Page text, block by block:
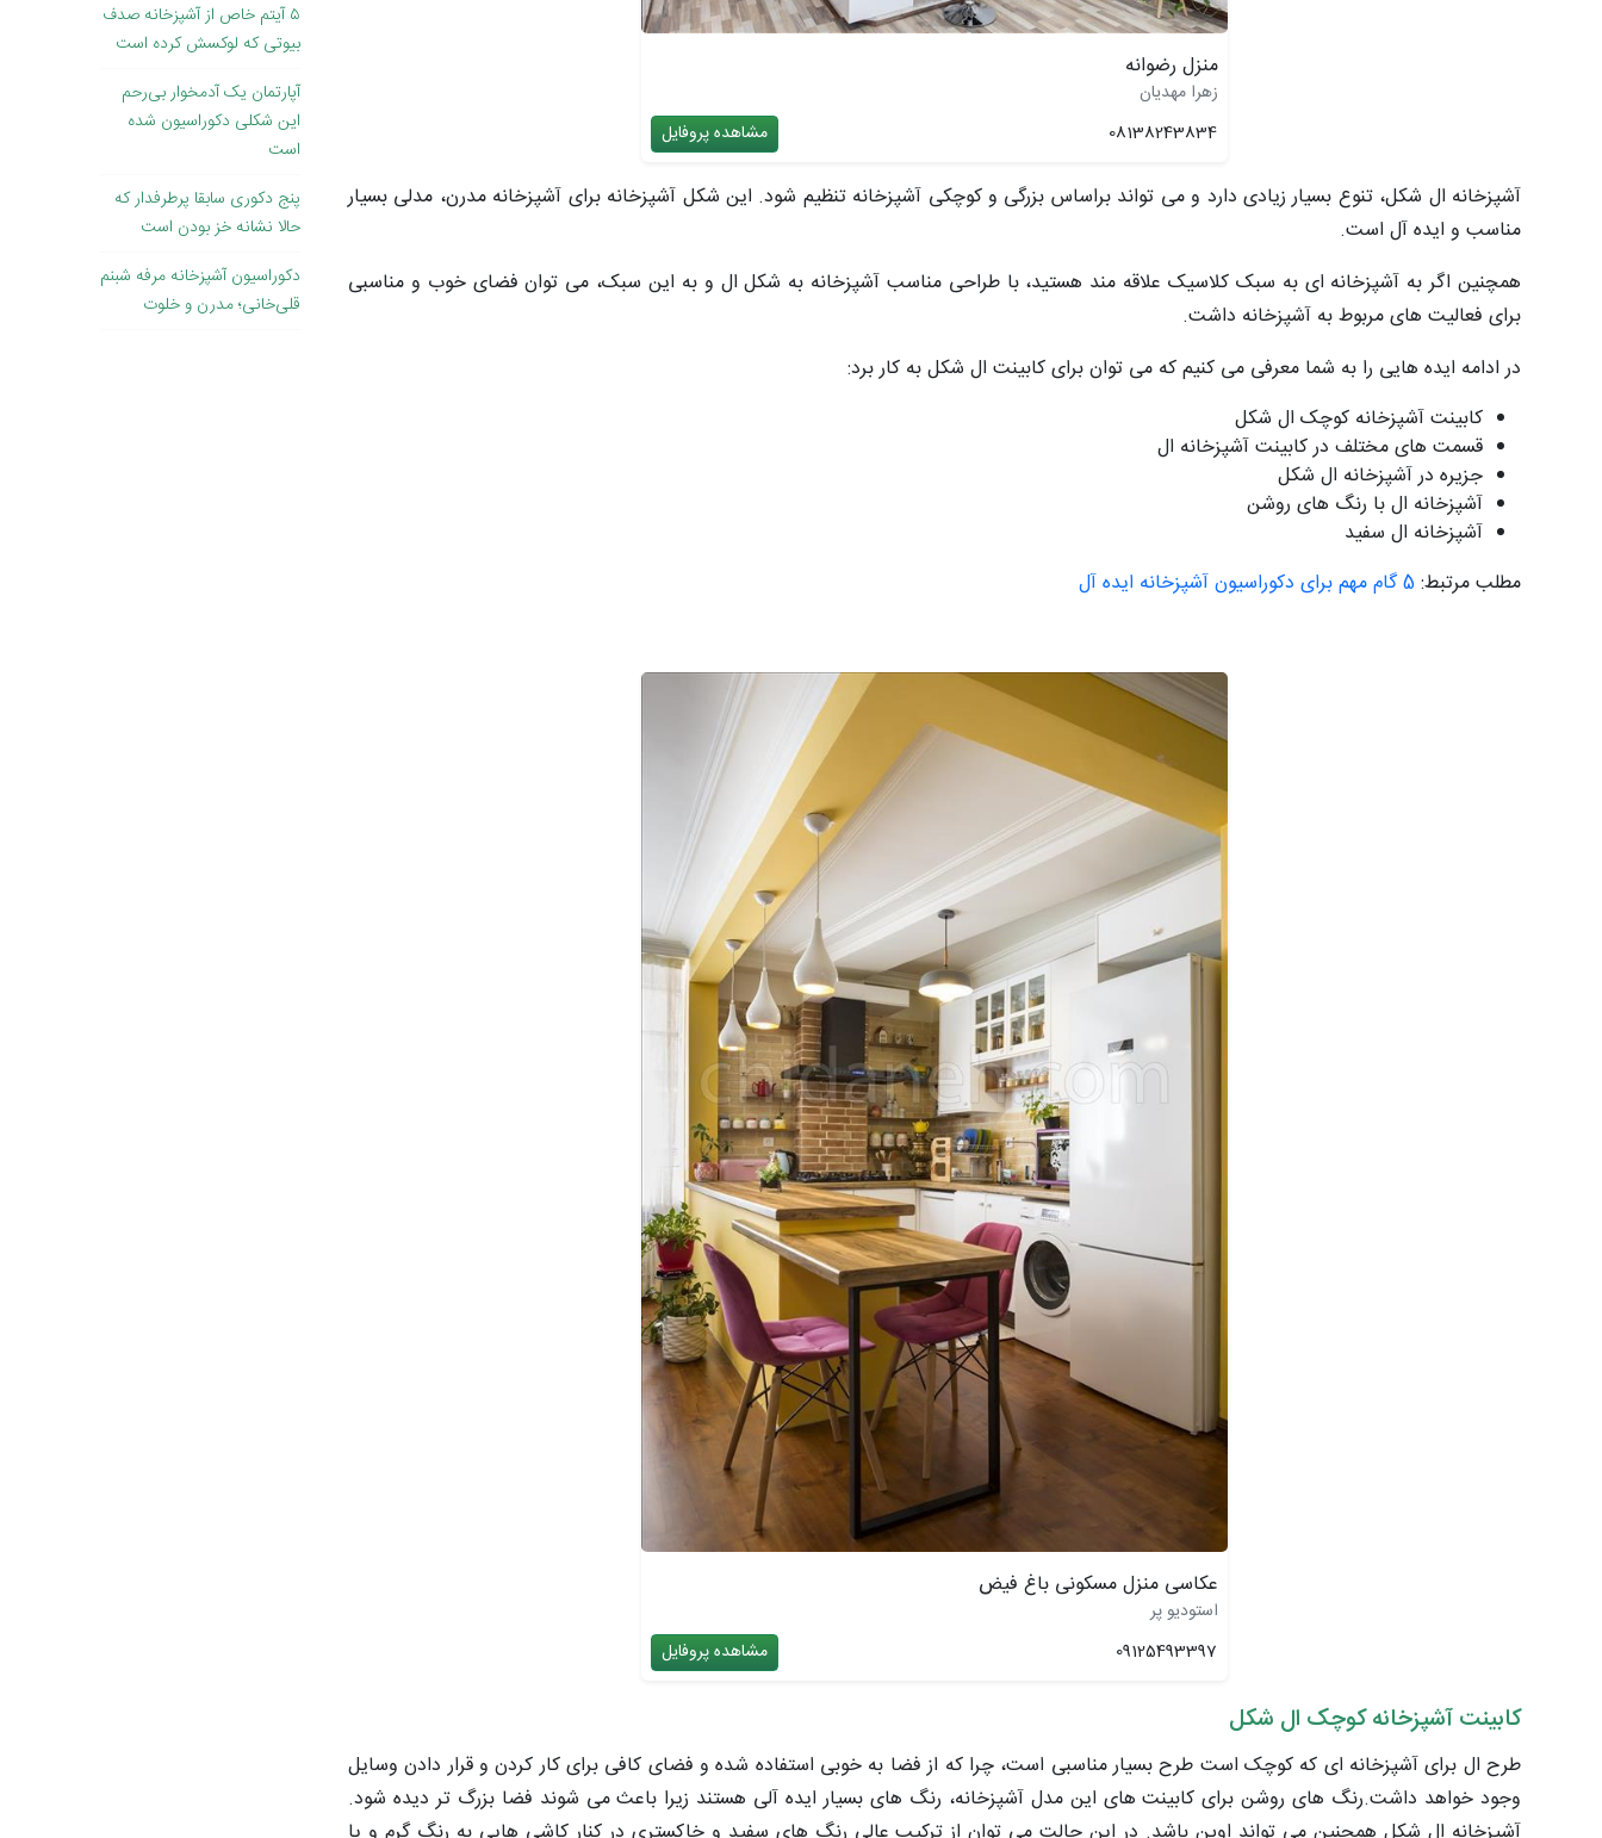
منزل رضوانه
زهرا مهدیان
08138243834
مشاهده پروفایل
آشپزخانه ال شکل، تنوع بسیار زیادی دارد و می تواند براساس بزرگی و کوچکی آشپزخانه تنظیم شود. این شکل آشپزخانه برای آشپزخانه مدرن، مدلی بسیار
مناسب و ایده آل است.
همچنین اگر به آشپزخانه ای به سبک کلاسیک علاقه مند هستید، با طراحی مناسب آشپزخانه به شکل ال و به این سبک، می توان فضای خوب و مناسبی
برای فعالیت های مربوط به آشپزخانه داشت.
در ادامه ایده هایی را به شما معرفی می کنیم که می توان برای کابینت ال شکل به کار برد:
کابینت آشپزخانه کوچک ال شکل
قسمت ‌های مختلف در کابینت آشپزخانه ال
جزیره در آشپزخانه ال شکل
آشپزخانه ال با رنگ های روشن
آشپزخانه ال سفید
مطلب مرتبط:5 گام مهم برای دکوراسیون آشپزخانه ایده آل
عکاسی منزل مسکونی باغ فیض
استودیو پر
09125493397
مشاهده پروفایل
کابینت آشپزخانه کوچک ال شکل
طرح ال برای آشپزخانه ای که کوچک است طرح بسیار مناسبی است، چرا که از فضا به خوبی استفاده شده و فضای کافی برای کار کردن و قرار دادن وسایل
وجود خواهد داشت.رنگ های روشن برای کابینت های این مدل آشپزخانه، رنگ های بسیار ایده آلی هستند زیرا باعث می شوند فضا بزرگ تر دیده شود.
۵ آیتم خاص از آشپزخانه صدف
بیوتی که لوکسش کرده است
آپارتمان یک آدمخوار بی‌رحم
این شکلی دکوراسیون شده
است
پنج دکوری سابقا پرطرفدار که
حالا نشانه خز بودن است
دکوراسیون آشپزخانه مرفه شبنم
قلی‌خانی؛ مدرن و خلوت